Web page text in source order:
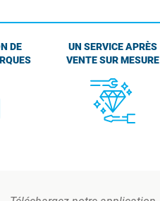
DE
UN SERVICE APRÈS
VENTE SUR MESURE